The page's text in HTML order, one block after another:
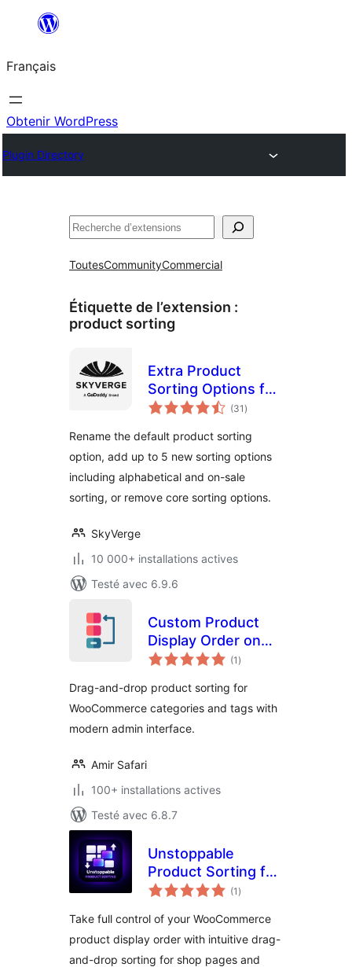
contenu
Français
Obtenir WordPress
Plugin Directory
Rechercher
ToutesCommunityCommercial
Étiquette de l’extension :
product sorting
Extra Product
Sorting Options for
WooCommerce
(31 notes
en
)
Rename the default product sorting
option, add up to 5 new sorting options
including alphabetical and on-sale
sorting, or remove core sorting options.
SkyVerge
10 000+ installations actives
Testé avec 6.9.6
Custom Product
Display Order on
Category and Tag
(1 notes
en
)
Drag-and-drop product sorting for
WooCommerce categories and tags with
modern admin interface.
Amir Safari
100+ installations actives
Testé avec 6.8.7
Unstoppable
Product Sorting for
WooCommerce
(1 notes
en
)
Take full control of your WooCommerce
product display order with intuitive drag-
and-drop sorting for shop pages and